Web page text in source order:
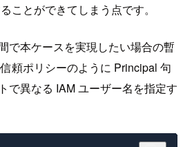
ことができてしまう点です。
で本ケースを実現したい場合の暫
頼ポリシーのように Principal 句
で異なる IAM ユーザー名を指定す